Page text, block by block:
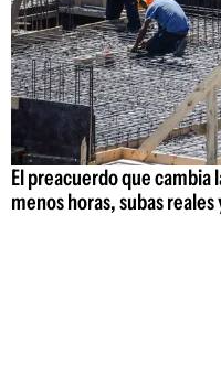
El preacuerdo que cambia
menos horas, subas